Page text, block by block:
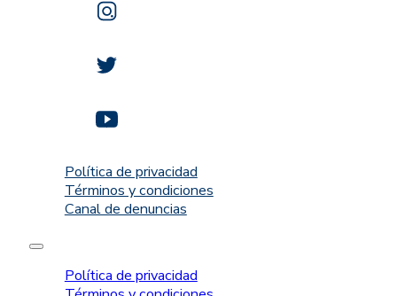
Política de privacidad
Términos y condiciones
Canal de denuncias
Política de privacidad